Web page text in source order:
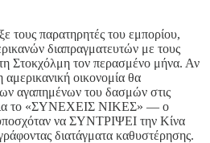
τους παρατηρητές του εμπορίου,
διαπραγματευτών με τους
Στοκχόλμη τον περασμένο μήνα. Αν
οικονομία θα
αγαπημένων του δασμών στις
για το «ΣΥΝΕΧΕΙΣ ΝΙΚΕΣ» — ο
να ΣΥΝΤΡΙΨΕΙ την Κίνα
διατάγματα καθυστέρησης.